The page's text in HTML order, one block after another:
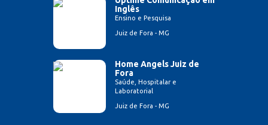
Inglês
Ensino e Pesquisa
Juiz de Fora - MG
Home Angels Juiz de
Fora
Saúde, Hospitalar e
Laboratorial
Juiz de Fora - MG